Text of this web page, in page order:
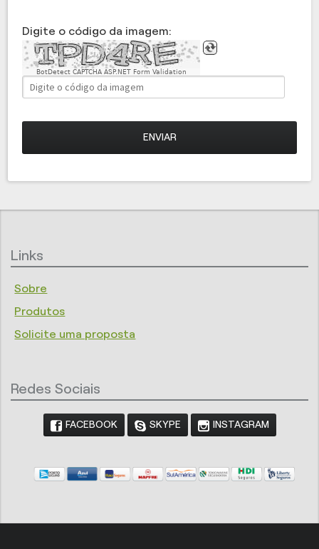
Digite o código da imagem:
BotDetect CAPTCHA ASP.NET Form Validation
ENVIAR
Links
Sobre
Produtos
Solicite uma proposta
Redes Sociais
FACEBOOK SKYPE INSTAGRAM